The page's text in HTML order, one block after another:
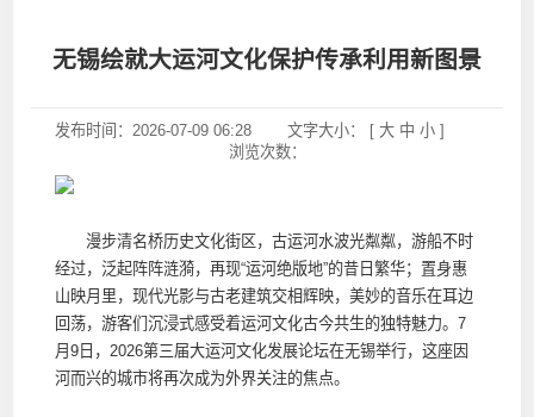
无锡绘就大运河文化保护传承利用新图景
发布时间： 2026-07-09 06:28 文字大小： [ 大 中 小]
浏览次数：
漫步清名桥历史文化街区，古运河水波光粼粼，游船不时
经过，泛起阵阵涟漪，再现“运河绝版地”的昔日繁华；置身惠
山映月里，现代光影与古老建筑交相辉映，美妙的音乐在耳边
回荡，游客们沉浸式感受着运河文化古今共生的独特魅力。7
月9日，2026第三届大运河文化发展论坛在无锡举行，这座因
河而兴的城市将再次成为外界关注的焦点。